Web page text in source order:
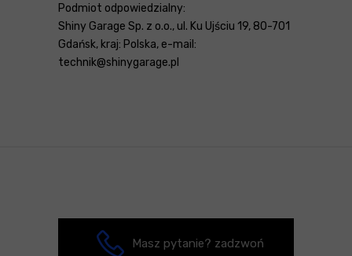
Podmiot odpowiedzialny:
Shiny Garage Sp. z o.o., ul. Ku Ujściu 19, 80-701
Gdańsk, kraj: Polska, e-mail:
technik@shinygarage.pl
Masz pytanie? zadzwoń